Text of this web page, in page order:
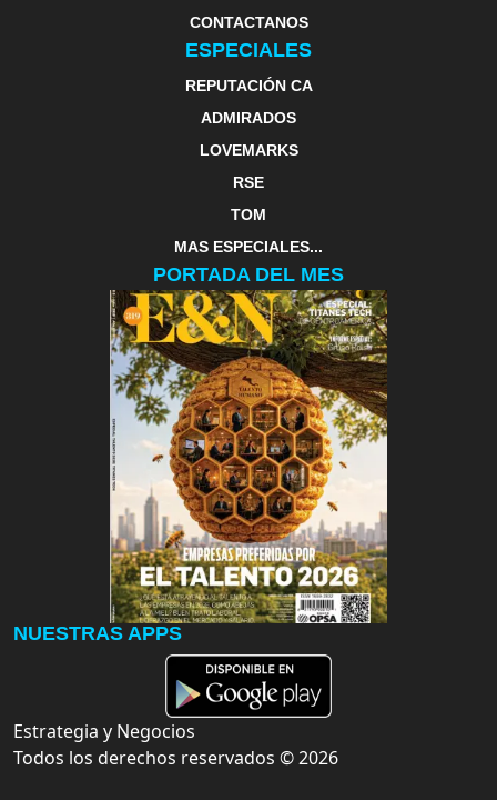
CONTACTANOS
ESPECIALES
REPUTACIÓN CA
ADMIRADOS
LOVEMARKS
RSE
TOM
MAS ESPECIALES...
PORTADA DEL MES
NUESTRAS APPS
Estrategia y Negocios
Todos los derechos reservados ©2026